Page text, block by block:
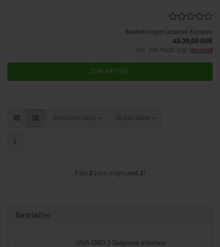
Bewertungen unserer Kunden
ab 29,00 EUR
inkl. 19% MwSt. zzgl. Versand
ZUM ARTIKEL
Sortieren nach
Sortieren nach 30 pro Seite
pro Seite
1
1 bis 2 (von insgesamt 2)
Bestseller
USB-OBD 2 Diagnose Interface